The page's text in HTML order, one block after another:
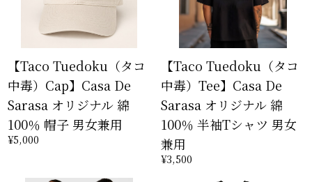
【Taco Tuedoku（タコ
中毒）Cap】Casa De
Sarasa オリジナル 綿
100％ 帽子 男女兼用
¥5,000
【Taco Tuedoku（タコ
中毒）Tee】Casa De
Sarasa オリジナル 綿
100％ 半袖Tシャツ 男女
兼用
¥3,500